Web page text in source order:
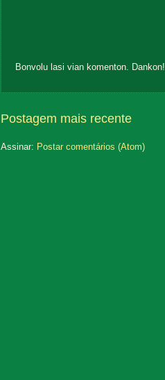
Bonvolu lasi vian komenton. Dankon!
Postagem mais recente
Assinar: Postar comentários (Atom)